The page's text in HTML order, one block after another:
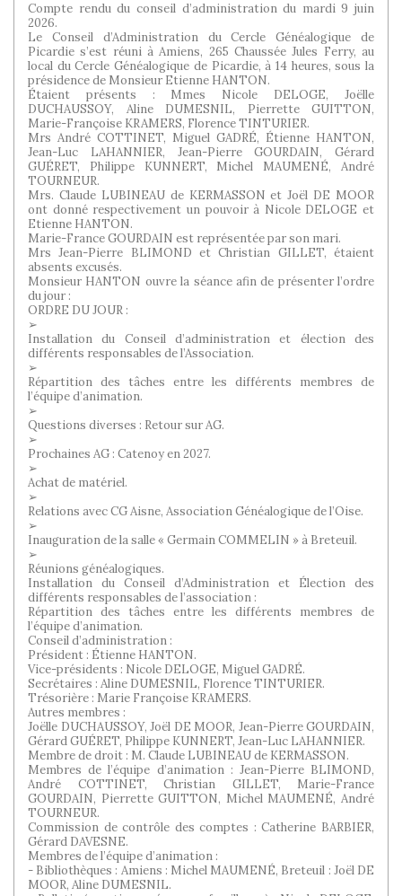
Compte rendu du conseil d’administration du mardi 9 juin
2026.
Le Conseil d’Administration du Cercle Généalogique de
Picardie s’est réuni à Amiens, 265 Chaussée Jules Ferry, au
local du Cercle Généalogique de Picardie, à 14 heures, sous la
présidence de Monsieur Etienne HANTON.
Étaient présents : Mmes Nicole DELOGE, Joëlle
DUCHAUSSOY, Aline DUMESNIL, Pierrette GUITTON,
Marie-Françoise KRAMERS, Florence TINTURIER.
Mrs André COTTINET, Miguel GADRÉ, Étienne HANTON,
Jean-Luc LAHANNIER, Jean-Pierre GOURDAIN, Gérard
GUÉRET, Philippe KUNNERT, Michel MAUMENÉ, André
TOURNEUR.
Mrs. Claude LUBINEAU de KERMASSON et Joël DE MOOR
ont donné respectivement un pouvoir à Nicole DELOGE et
Etienne HANTON.
Marie-France GOURDAIN est représentée par son mari.
Mrs Jean-Pierre BLIMOND et Christian GILLET, étaient
absents excusés.
Monsieur HANTON ouvre la séance afin de présenter l’ordre
du jour :
ORDRE DU JOUR :
➢
Installation du Conseil d’administration et élection des
différents responsables de l’Association.
➢
Répartition des tâches entre les différents membres de
l’équipe d’animation.
➢
Questions diverses : Retour sur AG.
➢
Prochaines AG : Catenoy en 2027.
➢
Achat de matériel.
➢
Relations avec CG Aisne, Association Généalogique de l’Oise.
➢
Inauguration de la salle « Germain COMMELIN » à Breteuil.
➢
Réunions généalogiques.
Installation du Conseil d’Administration et Élection des
différents responsables de l’association :
Répartition des tâches entre les différents membres de
l’équipe d’animation.
Conseil d’administration :
Président : Étienne HANTON.
Vice-présidents : Nicole DELOGE, Miguel GADRÉ.
Secrétaires : Aline DUMESNIL, Florence TINTURIER.
Trésorière : Marie Françoise KRAMERS.
Autres membres :
Joëlle DUCHAUSSOY, Joël DE MOOR, Jean-Pierre GOURDAIN,
Gérard GUÉRET, Philippe KUNNERT, Jean-Luc LAHANNIER.
Membre de droit : M. Claude LUBINEAU de KERMASSON.
Membres de l’équipe d’animation : Jean-Pierre BLIMOND,
André COTTINET, Christian GILLET, Marie-France
GOURDAIN, Pierrette GUITTON, Michel MAUMENÉ, André
TOURNEUR.
Commission de contrôle des comptes : Catherine BARBIER,
Gérard DAVESNE.
Membres de l’équipe d’animation :
- Bibliothèques : Amiens : Michel MAUMENÉ, Breteuil : Joël DE
MOOR, Aline DUMESNIL.